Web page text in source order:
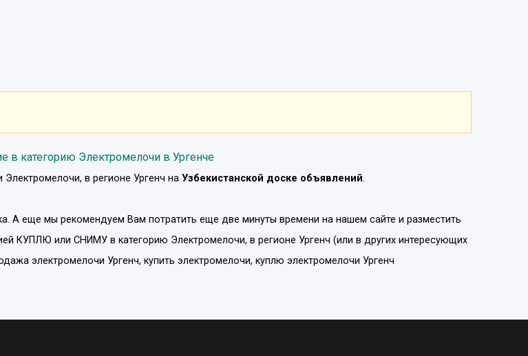
в категорию Электромелочи в Ургенче
Электромелочи, в регионе Ургенч на Узбекистанской доске объявлений.
А еще мы рекомендуем Вам потратить еще две минуты времени на нашем сайте и разместить
КУПЛЮ или СНИМУ в категорию Электромелочи, в регионе Ургенч (или в других интересующих
электромелочи Ургенч, купить электромелочи, куплю электромелочи Ургенч